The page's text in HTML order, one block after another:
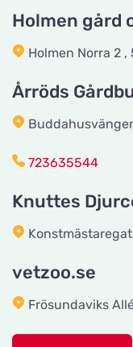
Frösundaviks
Summerredvej 1
Tingholmgård
CyberZoo AB
Ladugårdsvägen
Holmen gård
Holmen Norra 2 ,
Årröds
723635544
Knuttes
vetzoo.se
Frösundaviks